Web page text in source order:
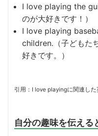
I love playing the
のが大好きです！）
I love playing
children.（子どもた
好きです。）
引用：I love playingに関連し
自分の趣味を伝える